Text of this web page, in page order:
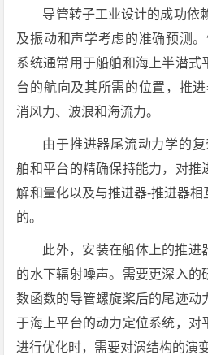
导管转子工业设计的成功依
及振动和声学考虑的准确预测
系统通常用于船舶和海上半潜式
台的航向及其所需的位置，推
消风力、波浪和海流力。
由于推进器尾流动力学的
舶和平台的精确保持能力，对推
解和量化以及与推进器-推进器
的。
此外，安装在船体上的推进
的水下辐射噪声。需要更深入的
数函数的导管螺旋桨后的尾迹动
于海上平台的动力定位系统，对
进行优化时，需要对涡结构的演